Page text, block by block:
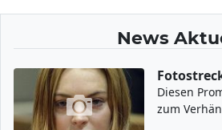
News
Diesen
zum